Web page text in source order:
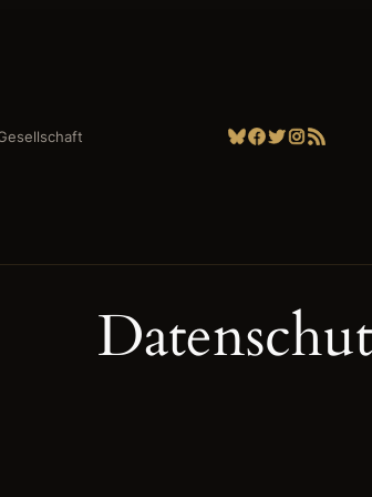
Bluesky
Facebook
Twitter
RSS-Feed